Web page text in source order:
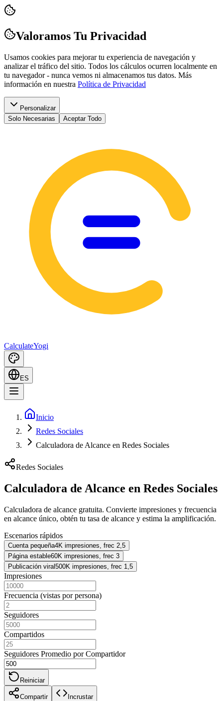
Valoramos Tu Privacidad
Usamos cookies para mejorar tu experiencia de navegación y
analizar el tráfico del sitio. Todos los cálculos ocurren localmente en
tu navegador - nunca vemos ni almacenamos tus datos. Más
información en nuestra Política de Privacidad
Personalizar
Solo Necesarias
Aceptar Todo
CalculateYogi
ES
Inicio
Redes Sociales
Calculadora de Alcance en Redes Sociales
Redes Sociales
Calculadora de Alcance en Redes Sociales
Calculadora de alcance gratuita. Convierte impresiones y frecuencia
en alcance único, obtén tu tasa de alcance y estima la amplificación.
Escenarios rápidos
Cuenta pequeña4K impresiones, frec 2,5
Página estable60K impresiones, frec 3
Publicación viral500K impresiones, frec 1,5
Impresiones
Frecuencia (vistas por persona)
Seguidores
Compartidos
Seguidores Promedio por Compartidor
Reiniciar
Compartir Incrustar